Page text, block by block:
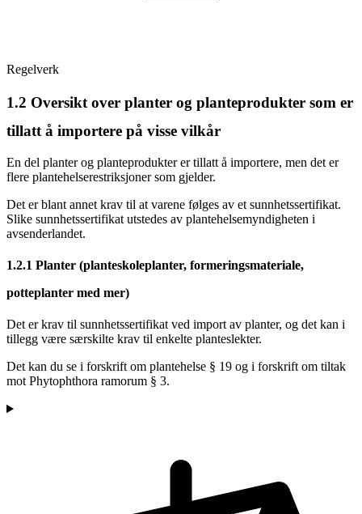
Regelverk
1.2 Oversikt over planter og planteprodukter som er
tillatt å importere på visse vilkår
En del planter og planteprodukter er tillatt å importere, men det er
flere plantehelserestriksjoner som gjelder.
Det er blant annet krav til at varene følges av et sunnhetssertifikat.
Slike sunnhetssertifikat utstedes av plantehelsemyndigheten i
avsenderlandet.
1.2.1 Planter (planteskoleplanter, formeringsmateriale,
potteplanter med mer)
Det er krav til sunnhetssertifikat ved import av planter, og det kan i
tillegg være særskilte krav til enkelte planteslekter.
Det kan du se i forskrift om plantehelse § 19 og i forskrift om tiltak
mot Phytophthora ramorum § 3.